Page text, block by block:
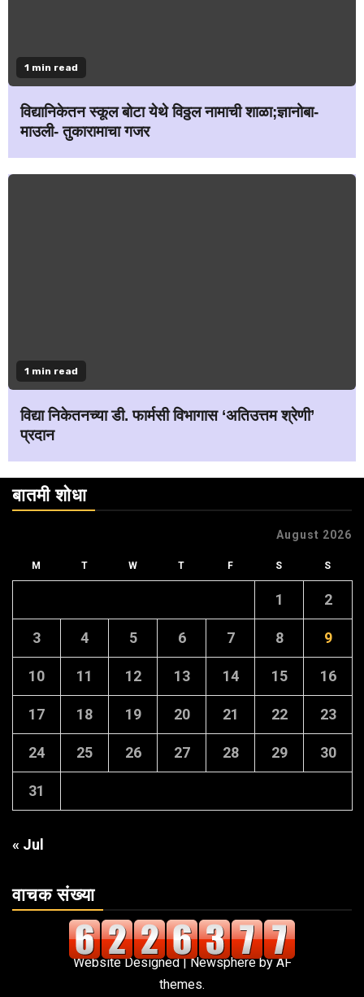
1 min read
विद्यानिकेतन स्कूल बोटा येथे विठ्ठल नामाची शाळा;ज्ञानोबा-
माउली- तुकारामाचा गजर
1 min read
विद्या निकेतनच्या डी. फार्मसी विभागास ‘अतिउत्तम श्रेणी’
प्रदान
बातमी शोधा
August 2026
M T W T F S S
1 2
3 4 5 6 7 8 9
10 11 12 13 14 15 16
17 18 19 20 21 22 23
24 25 26 27 28 29 30
31
« Jul
वाचक संख्या
Website Designed|Newsphereby AF
themes.